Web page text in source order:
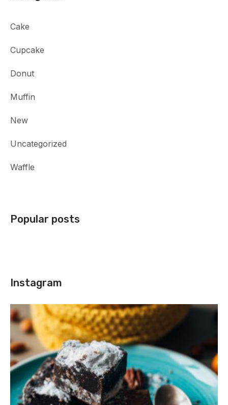
Cake
Cupcake
Donut
Muffin
New
Uncategorized
Waffle
Popular posts
Instagram